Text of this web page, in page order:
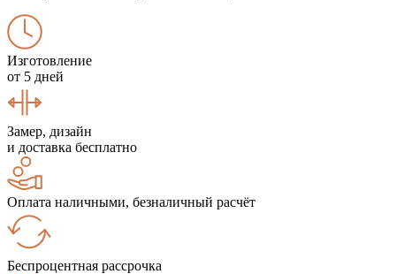
Изготовление
от 5 дней
Замер, дизайн
и доставка бесплатно
Оплата наличными, безналичный расчёт
Беспроцентная рассрочка